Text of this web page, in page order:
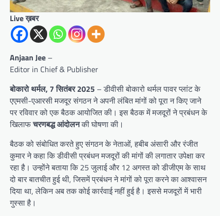
Live ख़बर
Anjaan Jee –
Editor in Chief & Publisher
बोकारो थर्मल, 7 सितंबर 2025 – डीवीसी बोकारो थर्मल पावर प्लांट के
एएमसी-एआरसी मजदूर संगठन ने अपनी लंबित मांगों को पूरा न किए जाने
पर रविवार को एक बैठक आयोजित की। इस बैठक में मजदूरों ने प्रबंधन के
खिलाफचरणबद्ध आंदोलनकी घोषणा की।
बैठक को संबोधित करते हुए संगठन के नेताओं, हबीब अंसारी और रंजीत
कुमार ने कहा कि डीवीसी प्रबंधन मजदूरों की मांगों की लगातार उपेक्षा कर
रहा है। उन्होंने बताया कि 25 जुलाई और 12 अगस्त को डीजीएम के साथ
दो बार बातचीत हुई थी, जिसमें प्रबंधन ने मांगों को पूरा करने का आश्वासन
दिया था, लेकिन अब तक कोई कार्रवाई नहीं हुई है। इससे मजदूरों में भारी
गुस्सा है।